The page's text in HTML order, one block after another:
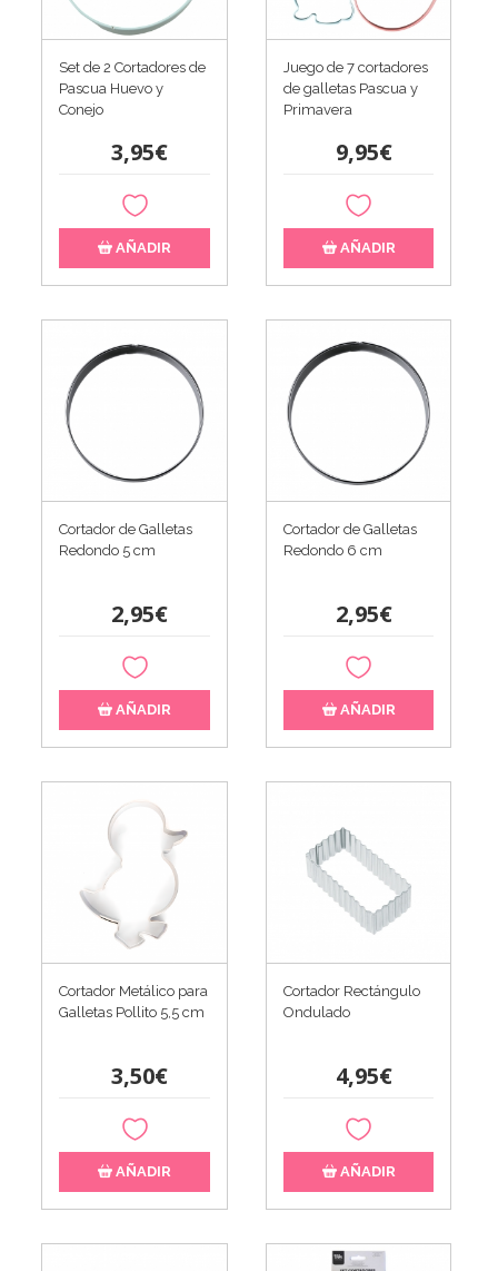
Set de 2 Cortadores de
Pascua Huevo y
Conejo
3,95€
AÑADIR
Juego de 7 cortadores
de galletas Pascua y
Primavera
9,95€
AÑADIR
Cortador de Galletas
Redondo 5 cm
2,95€
AÑADIR
Cortador de Galletas
Redondo 6 cm
2,95€
AÑADIR
Cortador Metálico para
Galletas Pollito 5,5 cm
3,50€
AÑADIR
Cortador Rectángulo
Ondulado
4,95€
AÑADIR